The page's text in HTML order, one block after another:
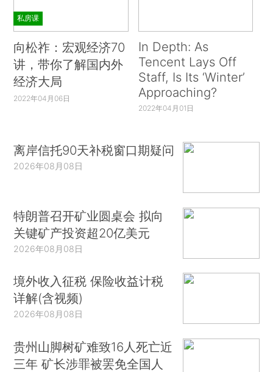
私房课
向松祚：宏观经济70
讲，带你了解国内外
经济大局
2022年04月06日
In Depth: As
Tencent Lays Off
Staff, Is Its ‘Winter’
Approaching?
2022年04月01日
离岸信托90天补税窗口期疑问
2026年08月08日
特朗普召开矿业圆桌会 拟向
关键矿产投资超20亿美元
2026年08月08日
境外收入征税 保险收益计税
详解(含视频)
2026年08月08日
贵州山脚树矿难致16人死亡近
三年 矿长涉罪被罢免全国人